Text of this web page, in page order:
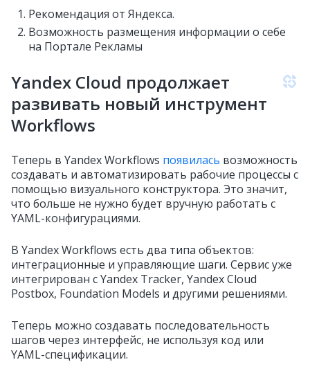
Рекомендация от Яндекса.
Возможность размещения информации о себе
на Портале Рекламы
Yandex Cloud продолжает
развивать новый инструмент
Workflows
Теперь в Yandex Workflows появилась возможность
создавать и автоматизировать рабочие процессы с
помощью визуального конструктора. Это значит,
что больше не нужно будет вручную работать с
YAML-конфигурациями.
В Yandex Workflows есть два типа объектов:
интеграционные и управляющие шаги. Сервис уже
интегрирован с Yandex Tracker, Yandex Cloud
Postbox, Foundation Models и другими решениями.
Теперь можно создавать последовательность
шагов через интерфейс, не используя код или
YAML-спецификации.